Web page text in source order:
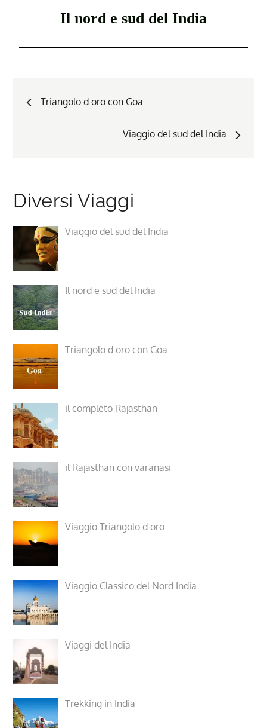
Il nord e sud del India
Triangolo d oro con Goa
Viaggio del sud del India
Diversi Viaggi
Viaggio del sud del India
Il nord e sud del India
Triangolo d oro con Goa
il completo Rajasthan
il Rajasthan con varanasi
Viaggio Triangolo d oro
Viaggio Classico del Nord India
Viaggi del India
Trekking in India